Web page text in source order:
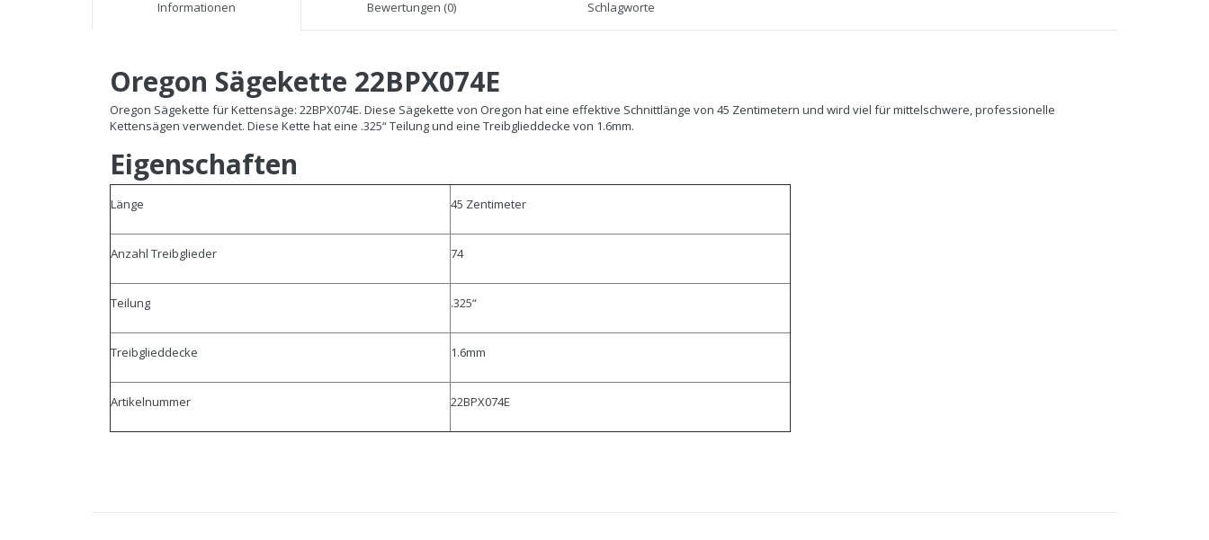
Informationen Bewertungen (0) Schlagworte
Oregon Sägekette 22BPX074E
Oregon Sägekette für Kettensäge: 22BPX074E. Diese Sägekette von Oregon hat eine effektive Schnittlänge von 45 Zentimetern und wird viel für mittelschwere, professionelle
Kettensägen verwendet. Diese Kette hat eine .325“ Teilung und eine Treibglieddecke von 1.6mm.
Eigenschaften
Länge 45 Zentimeter
Anzahl Treibglieder 74
Teilung .325“
Treibglieddecke 1.6mm
Artikelnummer 22BPX074E